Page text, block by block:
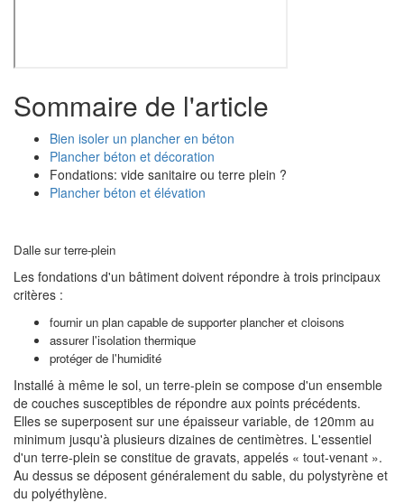
Sommaire de l'article
Bien isoler un plancher en béton
Plancher béton et décoration
Fondations: vide sanitaire ou terre plein ?
Plancher béton et élévation
Dalle sur terre-plein
Les fondations d'un bâtiment doivent répondre à trois principaux
critères :
fournir un plan capable de supporter plancher et cloisons
assurer l'isolation thermique
protéger de l'humidité
Installé à même le sol, un terre-plein se compose d'un ensemble
de couches susceptibles de répondre aux points précédents.
Elles se superposent sur une épaisseur variable, de 120mm au
minimum jusqu'à plusieurs dizaines de centimètres. L'essentiel
d'un terre-plein se constitue de gravats, appelés « tout-venant ».
Au dessus se déposent généralement du sable, du polystyrène et
du polyéthylène.